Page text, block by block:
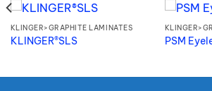
KLINGER>GRAPHITE LAMINATES
KLINGER®SLS PSM